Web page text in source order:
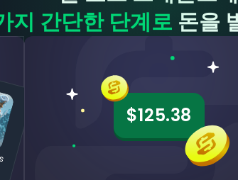
지 간단한 단계로 돈을
$125.38